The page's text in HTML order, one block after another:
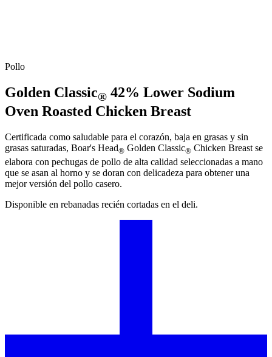
Pollo
Golden Classic® 42% Lower Sodium
Oven Roasted Chicken Breast
Certificada como saludable para el corazón, baja en grasas y sin
grasas saturadas, Boar's Head® Golden Classic® Chicken Breast se
elabora con pechugas de pollo de alta calidad seleccionadas a mano
que se asan al horno y se doran con delicadeza para obtener una
mejor versión del pollo casero.
Disponible en rebanadas recién cortadas en el deli.